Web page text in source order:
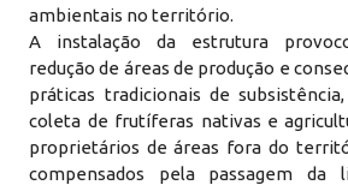
ambientais no território.
A instalação da estrutura
redução de áreas de produção e
práticas tradicionais de
coleta de frutíferas nativas e
proprietários de áreas fora do
compensados pela passagem da